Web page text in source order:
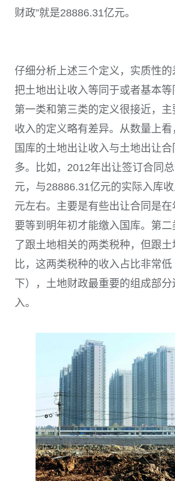
财政”就是28886.31亿元。
仔细分析上述三个定义，实质性
把土地出让收入等同于或者基本等
第一类和第三类的定义很接近，
收入的定义略有差异。从数量上
国库的土地出让收入与土地出让
多。比如，2012年出让签订合同
元，与28886.31亿元的实际入库
元左右。主要是有些出让合同是
要等到明年初才能缴入国库。第二
了跟土地相关的两类税种，但跟
比，这两类税种的收入占比非常
下），土地财政最重要的组成部
入。